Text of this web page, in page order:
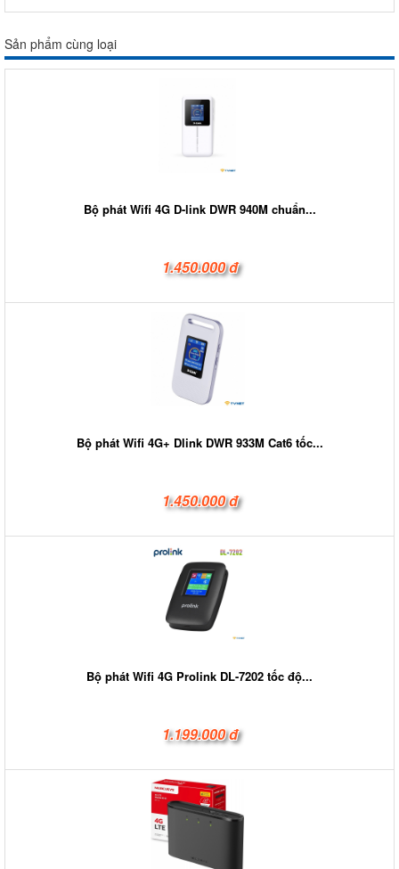
Sản phẩm cùng loại
Bộ phát Wifi 4G D-link DWR 940M chuẩn...
1.450.000 đ
Bộ phát Wifi 4G+ Dlink DWR 933M Cat6 tốc...
1.450.000 đ
Bộ phát Wifi 4G Prolink DL-7202 tốc độ...
1.199.000 đ